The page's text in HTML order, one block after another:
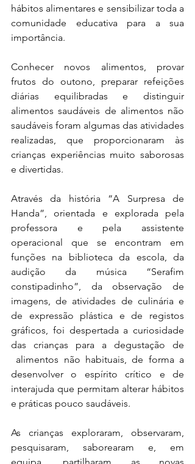
hábitos alimentares e sensibilizar toda a
comunidade educativa para a sua
importância.
Conhecer novos alimentos, provar
frutos do outono, preparar refeições
diárias equilibradas e distinguir
alimentos saudáveis de alimentos não
saudáveis foram algumas das atividades
realizadas, que proporcionaram às
crianças experiências muito saborosas
e divertidas.
Através da história “A Surpresa de
Handa”, orientada e explorada pela
professora e pela assistente
operacional que se encontram em
funções na biblioteca da escola, da
audição da música “Serafim
constipadinho”, da observação de
imagens, de atividades de culinária e
de expressão plástica e de registos
gráficos, foi despertada a curiosidade
das crianças para a degustação de
alimentos não habituais, de forma a
desenvolver o espírito crítico e de
interajuda que permitam alterar hábitos
e práticas pouco saudáveis.
As crianças exploraram, observaram,
pesquisaram, saborearam e, em